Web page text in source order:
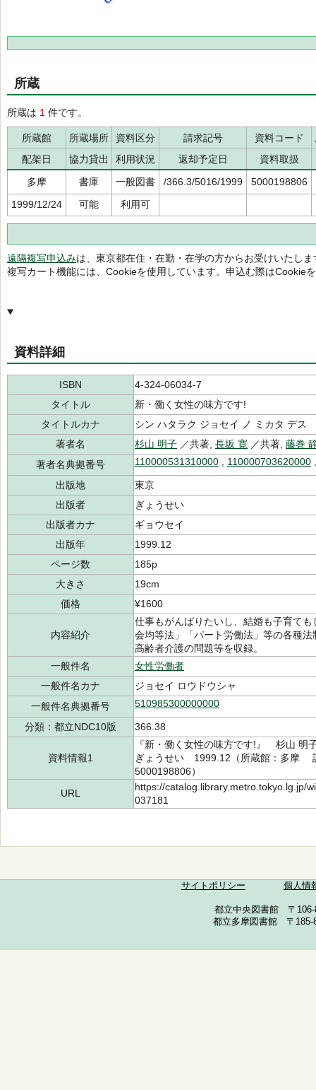
所蔵
所蔵は 1 件です。
所蔵館 所蔵場所 資料区分 請求記号 資料コード
配架日
協力貸出 利用状況 返却予定日
資料取扱
多摩
書庫 一般図書 /366.3/5016/1999
5000198806
1999/12/24
可能 利用可
遠隔複写申込みは、東京都在住・在勤・在学の方からお受けいたしま
複写カート機能には、Cookieを使用しています。申込む際はCookie
資料詳細
ISBN
4-324-06034-7
タイトル
新・働く女性の味方です!
タイトルカナ
シン ハタラク ジョセイ ノ ミカタ デス
著者名
杉山 明子 ／共著, 長坂 寛 ／共著, 藤巻
著者名典拠番号
110000531310000 110000703620000
出版地
東京
出版者
ぎょうせい
出版者カナ
ギョウセイ
出版年
1999.12
ページ数
185p
大きさ
19cm
価格
¥1600
内容紹介
仕事もがんばりたいし、結婚も子育て
会均等法」「パート労働法」等の各種
高齢者介護の問題等を収録。
一般件名
女性労働者
一般件名カナ
ジョセイ ロウドウシャ
一般件名典拠番号
510985300000000
分類：都立NDC10版 366.38
資料情報1
『新・働く女性の味方です!』 杉山
ぎょうせい 1999.12（所蔵館：多摩
5000198806）
URL
https://catalog.library.metro.tokyo.lg.jp/
037181
サイトポリシー 個人情
都立中央図書館 〒
都立多摩図書館 〒185-